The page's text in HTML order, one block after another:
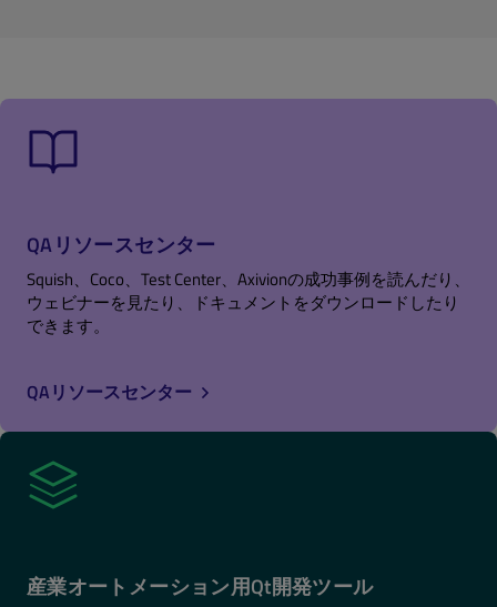
QAリソースセンター
Squish、Coco、Test Center、Axivionの成功事例を読んだり、
ウェビナーを見たり、ドキュメントをダウンロードしたり
できます。
QAリソースセンター
産業オートメーション用Qt開発ツール